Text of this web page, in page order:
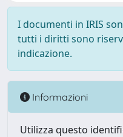
I documenti in IRIS
tutti i diritti sono
indicazione.
Informazioni
Utilizza questo